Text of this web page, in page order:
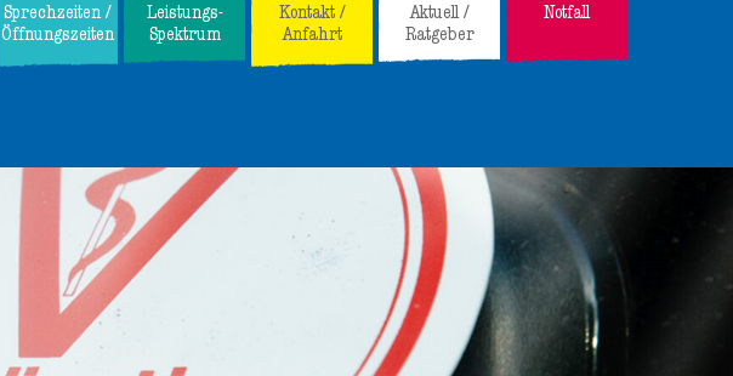
Sprechzeiten /
Öffnungszeiten
Leistungs-
Spektrum
Kontakt /
Anfahrt
Aktuell /
Ratgeber
Notfall